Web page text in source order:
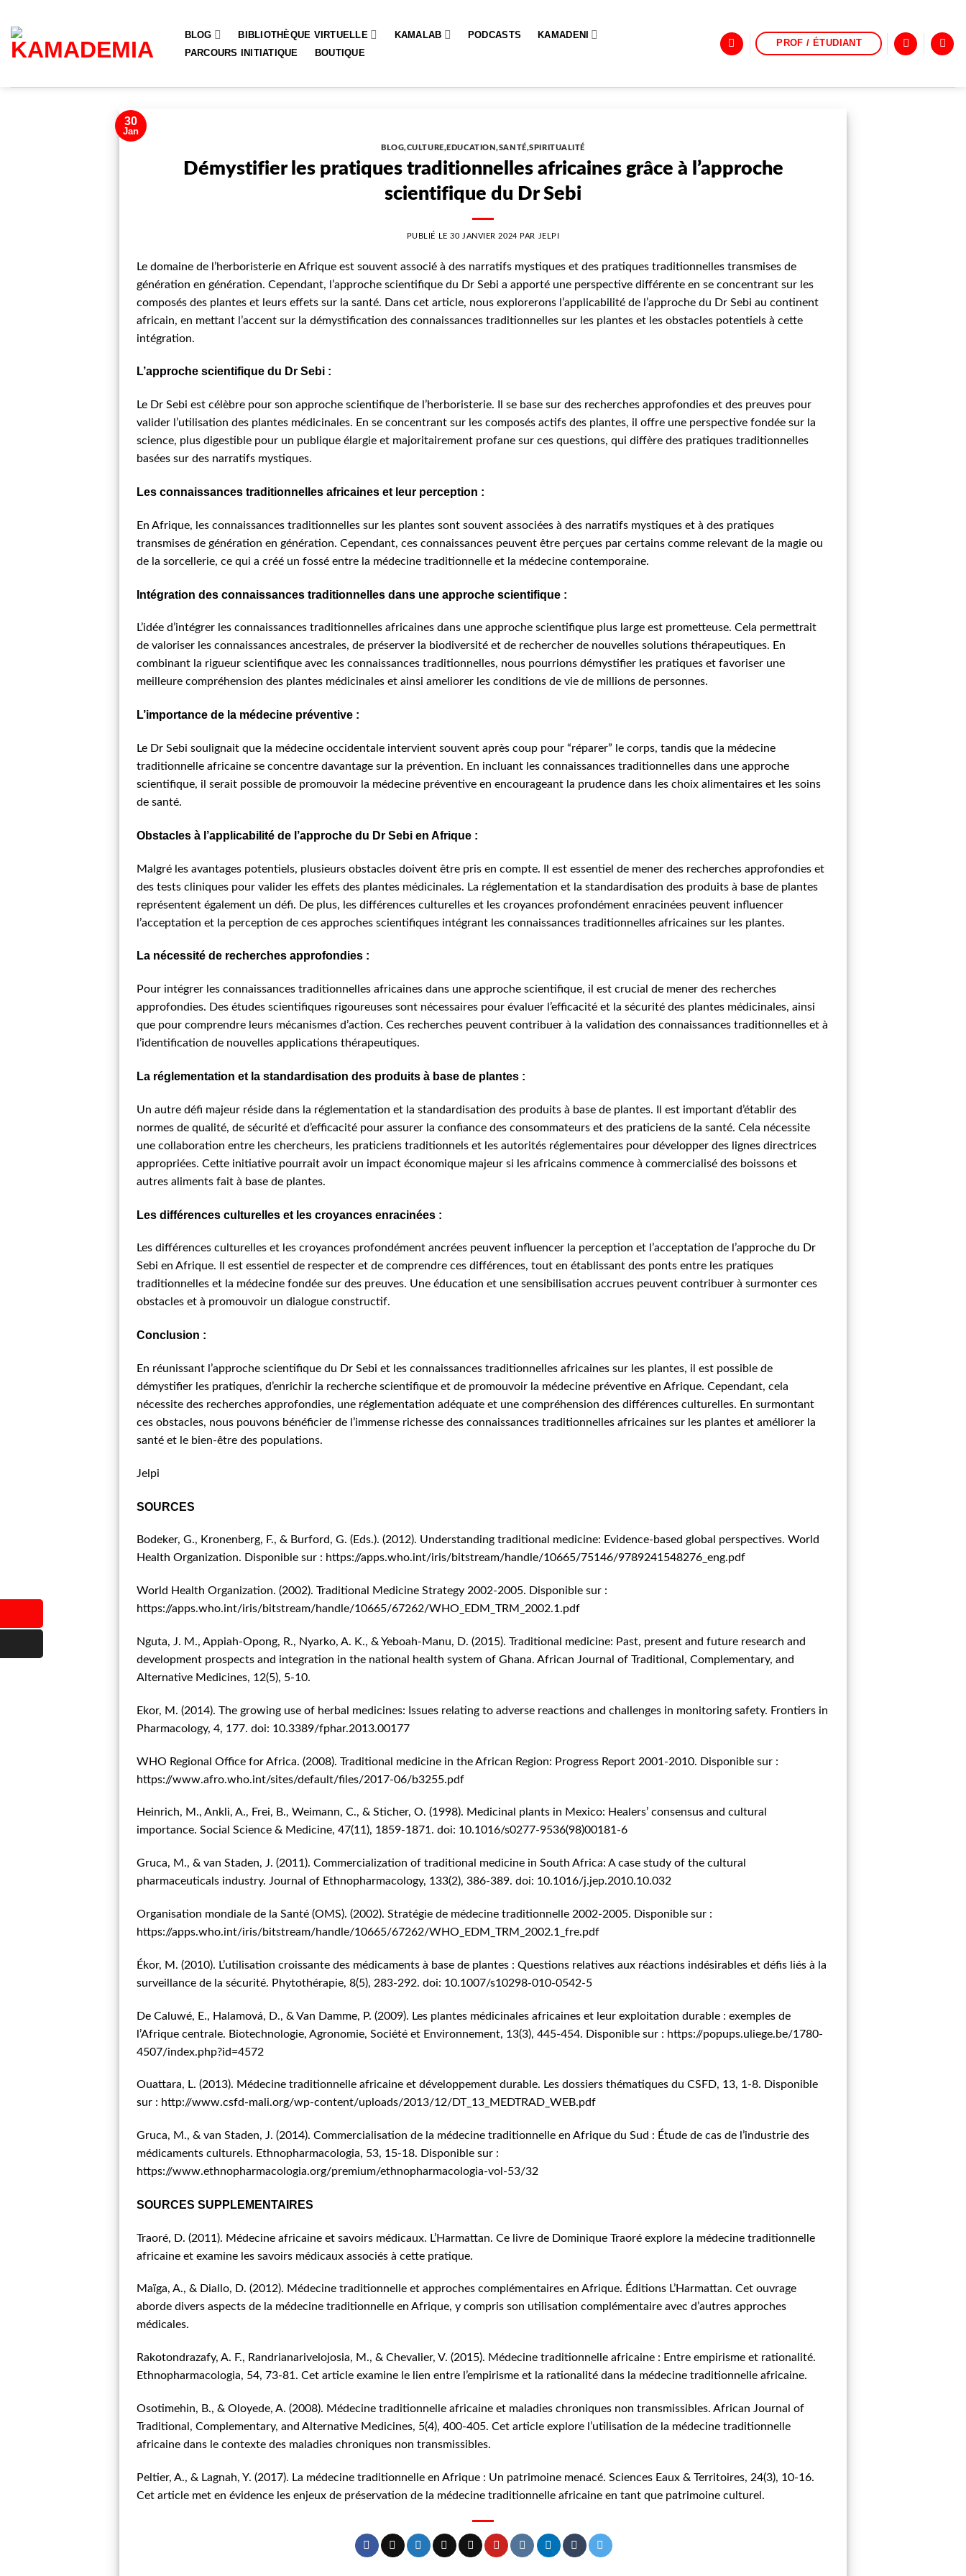
au
contenu
BLOG BIBLIOTHÈQUE VIRTUELLE KAMALAB PODCASTS
KAMADENI
PARCOURS INITIATIQUE
BOUTIQUE
PROF / ÉTUDIANT
30
Jan
BLOG,CULTURE, EDUCATION,SANTÉ,SPIRITUALITÉ
Démystifier les pratiques traditionnelles africaines grâce à l’approche
scientifique du Dr Sebi
PUBLIÉ LE30 JANVIER 2024 PAR JELPI
Le domaine de l’herboristerie en Afrique est souvent associé à des narratifs mystiques et des pratiques traditionnelles transmises de
génération en génération. Cependant, l’approche scientifique du Dr Sebi a apporté une perspective différente en se concentrant sur les
composés des plantes et leurs effets sur la santé. Dans cet article, nous explorerons l’applicabilité de l’approche du Dr Sebi au continent
africain, en mettant l’accent sur la démystification des connaissances traditionnelles sur les plantes et les obstacles potentiels à cette
intégration.
L’approche scientifique du Dr Sebi :
Le Dr Sebi est célèbre pour son approche scientifique de l’herboristerie. Il se base sur des recherches approfondies et des preuves pour
valider l’utilisation des plantes médicinales. En se concentrant sur les composés actifs des plantes, il offre une perspective fondée sur la
science, plus digestible pour un publique élargie et majoritairement profane sur ces questions, qui diffère des pratiques traditionnelles
basées sur des narratifs mystiques.
Les connaissances traditionnelles africaines et leur perception :
En Afrique, les connaissances traditionnelles sur les plantes sont souvent associées à des narratifs mystiques et à des pratiques
transmises de génération en génération. Cependant, ces connaissances peuvent être perçues par certains comme relevant de la magie ou
de la sorcellerie, ce qui a créé un fossé entre la médecine traditionnelle et la médecine contemporaine.
Intégration des connaissances traditionnelles dans une approche scientifique :
L’idée d’intégrer les connaissances traditionnelles africaines dans une approche scientifique plus large est prometteuse. Cela permettrait
de valoriser les connaissances ancestrales, de préserver la biodiversité et de rechercher de nouvelles solutions thérapeutiques. En
combinant la rigueur scientifique avec les connaissances traditionnelles, nous pourrions démystifier les pratiques et favoriser une
meilleure compréhension des plantes médicinales et ainsi ameliorer les conditions de vie de millions de personnes.
L’importance de la médecine préventive :
Le Dr Sebi soulignait que la médecine occidentale intervient souvent après coup pour “réparer” le corps, tandis que la médecine
traditionnelle africaine se concentre davantage sur la prévention. En incluant les connaissances traditionnelles dans une approche
scientifique, il serait possible de promouvoir la médecine préventive en encourageant la prudence dans les choix alimentaires et les soins
de santé.
Obstacles à l’applicabilité de l’approche du Dr Sebi en Afrique :
Malgré les avantages potentiels, plusieurs obstacles doivent être pris en compte. Il est essentiel de mener des recherches approfondies et
des tests cliniques pour valider les effets des plantes médicinales. La réglementation et la standardisation des produits à base de plantes
représentent également un défi. De plus, les différences culturelles et les croyances profondément enracinées peuvent influencer
l’acceptation et la perception de ces approches scientifiques intégrant les connaissances traditionnelles africaines sur les plantes.
La nécessité de recherches approfondies :
Pour intégrer les connaissances traditionnelles africaines dans une approche scientifique, il est crucial de mener des recherches
approfondies. Des études scientifiques rigoureuses sont nécessaires pour évaluer l’efficacité et la sécurité des plantes médicinales, ainsi
que pour comprendre leurs mécanismes d’action. Ces recherches peuvent contribuer à la validation des connaissances traditionnelles et à
l’identification de nouvelles applications thérapeutiques.
La réglementation et la standardisation des produits à base de plantes :
Un autre défi majeur réside dans la réglementation et la standardisation des produits à base de plantes. Il est important d’établir des
normes de qualité, de sécurité et d’efficacité pour assurer la confiance des consommateurs et des praticiens de la santé. Cela nécessite
une collaboration entre les chercheurs, les praticiens traditionnels et les autorités réglementaires pour développer des lignes directrices
appropriées. Cette initiative pourrait avoir un impact économique majeur si les africains commence à commercialisé des boissons et
autres aliments fait à base de plantes.
Les différences culturelles et les croyances enracinées :
Les différences culturelles et les croyances profondément ancrées peuvent influencer la perception et l’acceptation de l’approche du Dr
Sebi en Afrique. Il est essentiel de respecter et de comprendre ces différences, tout en établissant des ponts entre les pratiques
traditionnelles et la médecine fondée sur des preuves. Une éducation et une sensibilisation accrues peuvent contribuer à surmonter ces
obstacles et à promouvoir un dialogue constructif.
Conclusion :
En réunissant l’approche scientifique du Dr Sebi et les connaissances traditionnelles africaines sur les plantes, il est possible de
démystifier les pratiques, d’enrichir la recherche scientifique et de promouvoir la médecine préventive en Afrique. Cependant, cela
nécessite des recherches approfondies, une réglementation adéquate et une compréhension des différences culturelles. En surmontant
ces obstacles, nous pouvons bénéficier de l’immense richesse des connaissances traditionnelles africaines sur les plantes et améliorer la
santé et le bien-être des populations.
Jelpi
SOURCES
Bodeker, G., Kronenberg, F., & Burford, G. (Eds.). (2012). Understanding traditional medicine: Evidence-based global perspectives. World
Health Organization. Disponible sur : https://apps.who.int/iris/bitstream/handle/10665/75146/9789241548276_eng.pdf
World Health Organization. (2002). Traditional Medicine Strategy 2002-2005. Disponible sur :
https://apps.who.int/iris/bitstream/handle/10665/67262/WHO_EDM_TRM_2002.1.pdf
Nguta, J. M., Appiah-Opong, R., Nyarko, A. K., & Yeboah-Manu, D. (2015). Traditional medicine: Past, present and future research and
development prospects and integration in the national health system of Ghana. African Journal of Traditional, Complementary, and
Alternative Medicines, 12(5), 5-10.
Ekor, M. (2014). The growing use of herbal medicines: Issues relating to adverse reactions and challenges in monitoring safety. Frontiers in
Pharmacology, 4, 177. doi: 10.3389/fphar.2013.00177
WHO Regional Office for Africa. (2008). Traditional medicine in the African Region: Progress Report 2001-2010. Disponible sur :
https://www.afro.who.int/sites/default/files/2017-06/b3255.pdf
Heinrich, M., Ankli, A., Frei, B., Weimann, C., & Sticher, O. (1998). Medicinal plants in Mexico: Healers’ consensus and cultural
importance. Social Science & Medicine, 47(11), 1859-1871. doi: 10.1016/s0277-9536(98)00181-6
Gruca, M., & van Staden, J. (2011). Commercialization of traditional medicine in South Africa: A case study of the cultural
pharmaceuticals industry. Journal of Ethnopharmacology, 133(2), 386-389. doi: 10.1016/j.jep.2010.10.032
Organisation mondiale de la Santé (OMS). (2002). Stratégie de médecine traditionnelle 2002-2005. Disponible sur :
https://apps.who.int/iris/bitstream/handle/10665/67262/WHO_EDM_TRM_2002.1_fre.pdf
Ékor, M. (2010). L’utilisation croissante des médicaments à base de plantes : Questions relatives aux réactions indésirables et défis liés à la
surveillance de la sécurité. Phytothérapie, 8(5), 283-292. doi: 10.1007/s10298-010-0542-5
De Caluwé, E., Halamová, D., & Van Damme, P. (2009). Les plantes médicinales africaines et leur exploitation durable : exemples de
l’Afrique centrale. Biotechnologie, Agronomie, Société et Environnement, 13(3), 445-454. Disponible sur : https://popups.uliege.be/1780-
4507/index.php?id=4572
Ouattara, L. (2013). Médecine traditionnelle africaine et développement durable. Les dossiers thématiques du CSFD, 13, 1-8. Disponible
sur : http://www.csfd-mali.org/wp-content/uploads/2013/12/DT_13_MEDTRAD_WEB.pdf
Gruca, M., & van Staden, J. (2014). Commercialisation de la médecine traditionnelle en Afrique du Sud : Étude de cas de l’industrie des
médicaments culturels. Ethnopharmacologia, 53, 15-18. Disponible sur :
https://www.ethnopharmacologia.org/premium/ethnopharmacologia-vol-53/32
SOURCES SUPPLEMENTAIRES
Traoré, D. (2011). Médecine africaine et savoirs médicaux. L’Harmattan. Ce livre de Dominique Traoré explore la médecine traditionnelle
africaine et examine les savoirs médicaux associés à cette pratique.
Maïga, A., & Diallo, D. (2012). Médecine traditionnelle et approches complémentaires en Afrique. Éditions L’Harmattan. Cet ouvrage
aborde divers aspects de la médecine traditionnelle en Afrique, y compris son utilisation complémentaire avec d’autres approches
médicales.
Rakotondrazafy, A. F., Randrianarivelojosia, M., & Chevalier, V. (2015). Médecine traditionnelle africaine : Entre empirisme et rationalité.
Ethnopharmacologia, 54, 73-81. Cet article examine le lien entre l’empirisme et la rationalité dans la médecine traditionnelle africaine.
Osotimehin, B., & Oloyede, A. (2008). Médecine traditionnelle africaine et maladies chroniques non transmissibles. African Journal of
Traditional, Complementary, and Alternative Medicines, 5(4), 400-405. Cet article explore l’utilisation de la médecine traditionnelle
africaine dans le contexte des maladies chroniques non transmissibles.
Peltier, A., & Lagnah, Y. (2017). La médecine traditionnelle en Afrique : Un patrimoine menacé. Sciences Eaux & Territoires, 24(3), 10-16.
Cet article met en évidence les enjeux de préservation de la médecine traditionnelle africaine en tant que patrimoine culturel.